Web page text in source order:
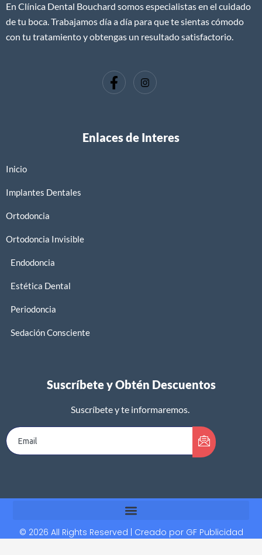
En Clínica Dental Bouchard somos especialistas en el cuidado
de tu boca. Trabajamos día a día para que te sientas cómodo
con tu tratamiento y obtengas un resultado satisfactorio.
Enlaces de Interes
Inicio
Implantes Dentales
Ortodoncia
Ortodoncia Invisible
Endodoncia
Estética Dental
Periodoncia
Sedación Consciente
Suscríbete y Obtén Descuentos
Suscríbete y te informaremos.
© 2026 All Rights Reserved | Creado por GF Publicidad